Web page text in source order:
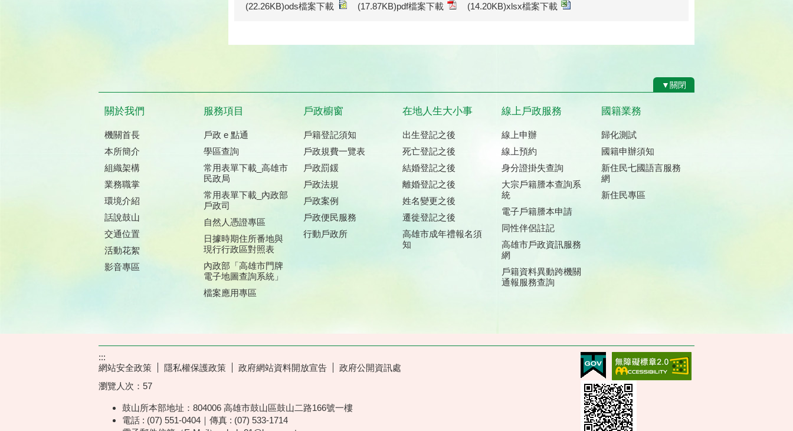
(22.26KB)ods檔案下載
(17.87KB)pdf檔案下載 (14.20KB)xlsx檔案下載
▼關閉
關於我們
機關首長
本所簡介
組織架構
業務職掌
環境介紹
話說鼓山
交通位置
活動花絮
影音專區
服務項目
戶政 e 點通
學區查詢
常用表單下載_高雄市
民政局
常用表單下載_內政部
戶政司
自然人憑證專區
日據時期住所番地與
現行行政區對照表
內政部「高雄市門牌
電子地圖查詢系統」
檔案應用專區
戶政櫥窗
戶籍登記須知
戶政規費一覽表
戶政罰鍰
戶政法規
戶政案例
戶政便民服務
行動戶政所
在地人生大小事
出生登記之後
死亡登記之後
結婚登記之後
離婚登記之後
姓名變更之後
遷徙登記之後
高雄市成年禮報名須
知
線上戶政服務
線上申辦
線上預約
身分證掛失查詢
大宗戶籍謄本查詢系
統
電子戶籍謄本申請
同性伴侶註記
高雄市戶政資訊服務
網
戶籍資料異動跨機關
通報服務查詢
國籍業務
歸化測試
國籍申辦須知
新住民七國語言服務
網
新住民專區
:::
網站安全政策
隱私權保護政策 政府網站資料開放宣告
政府公開資訊處
瀏覽人次： 57
鼓山所本部地址：804006 高雄市鼓山區鼓山二路166號一樓
電話 : (07) 551-0404｜傳真 : (07) 533-1714